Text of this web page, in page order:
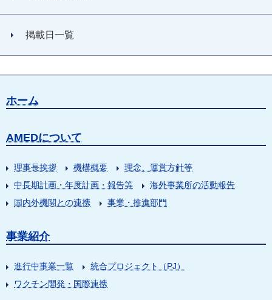
掲載日一覧
ホーム
AMEDについて
理事長挨拶 機構概要
理念、運営方針等
中長期計画・年度計画・報告等
海外事業所の活動報告
国内外機関との連携
事業・推進部門
事業紹介
進行中事業一覧
統合プロジェクト（PJ）
ワクチン開発・国際連携